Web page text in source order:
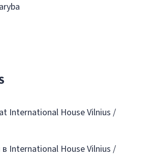
International House Vilnius /
в International House Vilnius /